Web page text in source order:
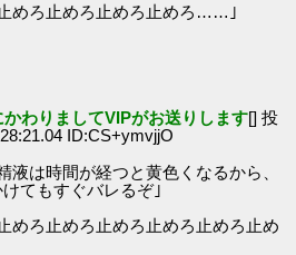
めろ止めろ止めろ止めろ……｣
かわりましてVIPがお送りします[] 投
ID:CS+ymvjjO
液は時間が経つと黄色くなるから、
てもすぐバレるぞ｣
めろ止めろ止めろ止めろ止めろ止め